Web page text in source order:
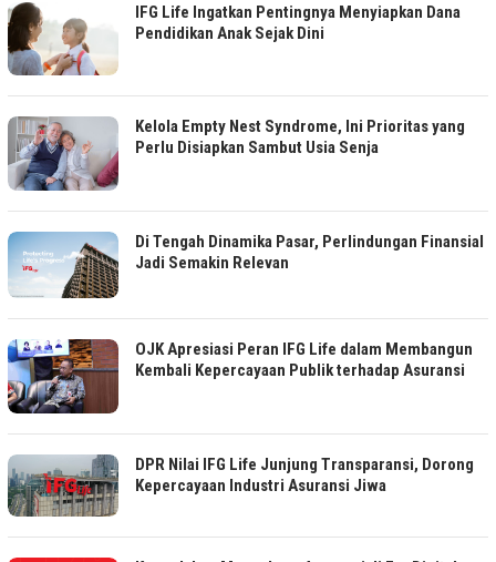
IFG Life Ingatkan Pentingnya Menyiapkan Dana
Pendidikan Anak Sejak Dini
Kelola Empty Nest Syndrome, Ini Prioritas yang
Perlu Disiapkan Sambut Usia Senja
Di Tengah Dinamika Pasar, Perlindungan Finansial
Jadi Semakin Relevan
OJK Apresiasi Peran IFG Life dalam Membangun
Kembali Kepercayaan Publik terhadap Asuransi
DPR Nilai IFG Life Junjung Transparansi, Dorong
Kepercayaan Industri Asuransi Jiwa